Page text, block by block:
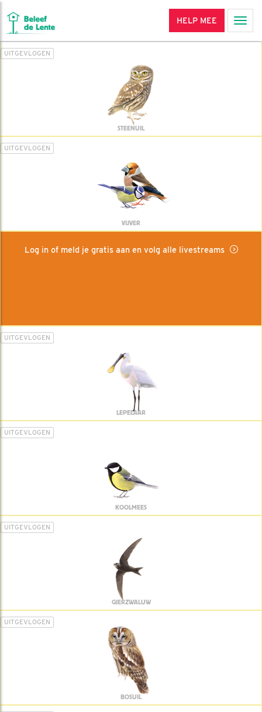
HELP MEE
UITGEVLOGEN
STEENUIL
UITGEVLOGEN
VIJVER
Log in of meld je gratis aan en volg alle livestreams
UITGEVLOGEN
LEPELAAR
UITGEVLOGEN
KOOLMEES
UITGEVLOGEN
GIERZWALUW
UITGEVLOGEN
BOSUIL